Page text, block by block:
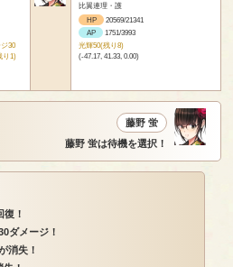
30
り1)
比翼連理・護
HP
20569/21341
AP
1751/3993
光輝50(残り8)
(-47.17, 41.33, 0.00)
藤野 蛍
藤野 蛍は待機を選択！
！
ダメージ！
消失！